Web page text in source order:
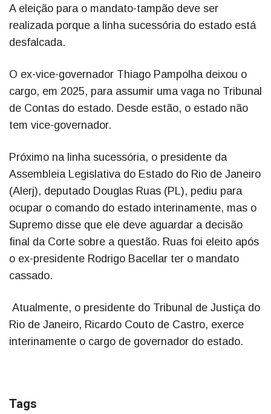
A eleição para o mandato-tampão deve ser
realizada porque a linha sucessória do estado está
desfalcada.
O ex-vice-governador Thiago Pampolha deixou o
cargo, em 2025, para assumir uma vaga no Tribunal
de Contas do estado. Desde estão, o estado não
tem vice-governador.
Próximo na linha sucessória, o presidente da
Assembleia Legislativa do Estado do Rio de Janeiro
(Alerj), deputado Douglas Ruas (PL), pediu para
ocupar o comando do estado interinamente, mas o
Supremo disse que ele deve aguardar a decisão
final da Corte sobre a questão. Ruas foi eleito após
o ex-presidente Rodrigo Bacellar ter o mandato
cassado.
Atualmente, o presidente do Tribunal de Justiça do
Rio de Janeiro, Ricardo Couto de Castro, exerce
interinamente o cargo de governador do estado.
Tags